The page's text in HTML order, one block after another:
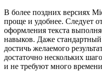
В более поздних версиях
проще и удобнее. Следует
оформления текста
навыков. Даже
достичь желаемого
достаточно нескольких
и не требуют много